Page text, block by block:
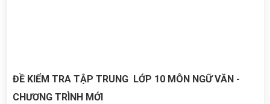
ĐỀ KIỂM TRA TẬP TRUNG LỚP 10 MÔN NGỮ VĂN -
CHƯƠNG TRÌNH MỚI